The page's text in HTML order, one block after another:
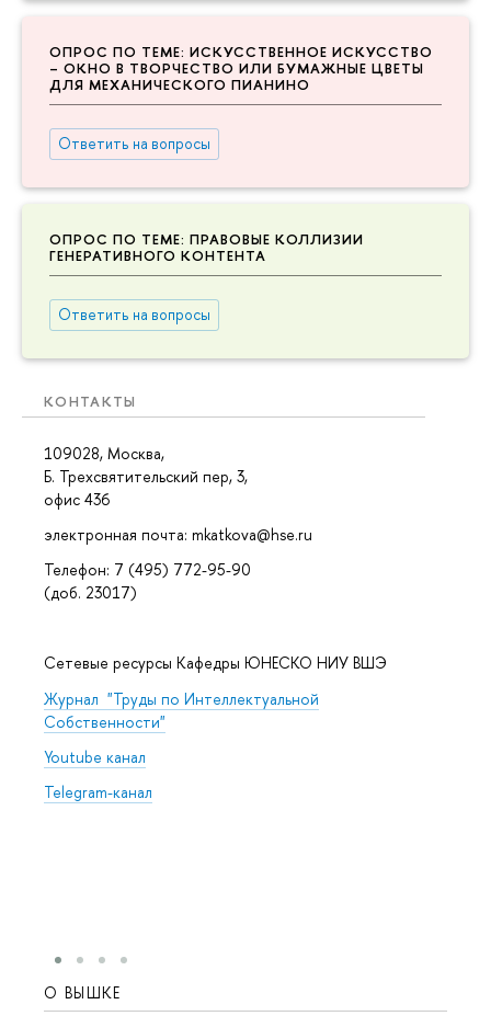
ОПРОС ПО ТЕМЕ: ИСКУССТВЕННОЕ ИСКУССТВО
– ОКНО В ТВОРЧЕСТВО ИЛИ БУМАЖНЫЕ ЦВЕТЫ
ДЛЯ МЕХАНИЧЕСКОГО ПИАНИНО
Ответить на вопросы
ОПРОС ПО ТЕМЕ: ПРАВОВЫЕ КОЛЛИЗИИ
ГЕНЕРАТИВНОГО КОНТЕНТА
Ответить на вопросы
КОНТАКТЫ
109028, Москва,
Б. Трехсвятительский пер, 3,
офис 436
электронная почта: mkatkova@hse.ru
Телефон: 7 (495) 772-95-90
(доб. 23017)
Сетевые ресурсы Кафедры ЮНЕСКО НИУ ВШЭ
Журнал "Труды по Интеллектуальной
Собственности"
Youtube канал
Telegram-канал
О ВЫШКЕ